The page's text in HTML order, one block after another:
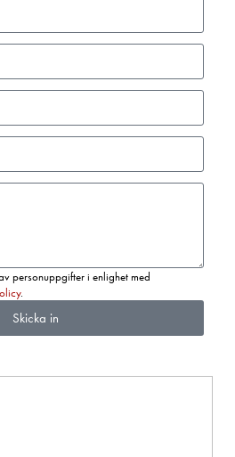
personuppgifter i enlighet med
.
Skicka in